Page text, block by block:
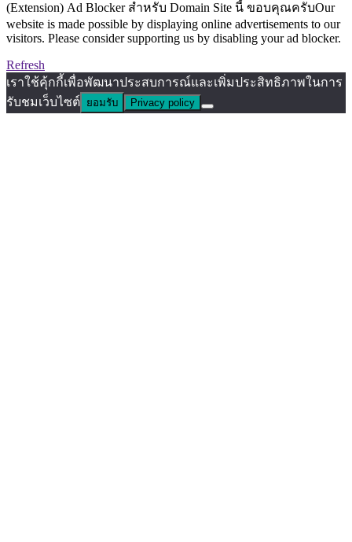
(Extension) Ad Blocker สำหรับ Domain Site นี้ ขอบคุณครับOur
website is made possible by displaying online advertisements to our
visitors. Please consider supporting us by disabling your ad blocker.
Refresh
เราใช้คุ้กกี้เพื่อพัฒนาประสบการณ์และเพิ่มประสิทธิภาพในการ
รับชมเว็บไซต์ ยอมรับ Privacy policy